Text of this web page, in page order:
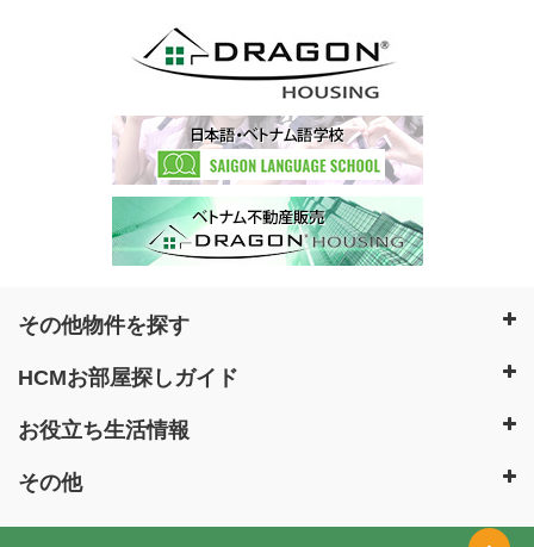
その他物件を探す
HCMお部屋探しガイド
お役立ち生活情報
その他